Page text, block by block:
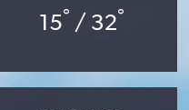
15° / 32°